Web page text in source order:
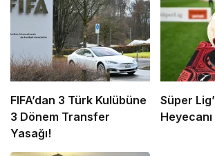
FIFA’dan 3 Türk Kulübüne
3 Dönem Transfer
Yasağı!
Süper